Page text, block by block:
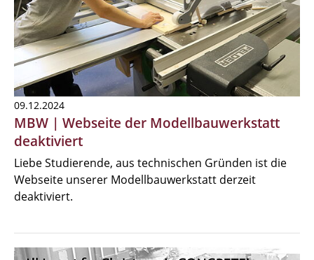
09.12.2024
MBW | Webseite der Modellbauwerkstatt
deaktiviert
Liebe Studierende, aus technischen Gründen ist die
Webseite unserer Modellbauwerkstatt derzeit
deaktiviert.